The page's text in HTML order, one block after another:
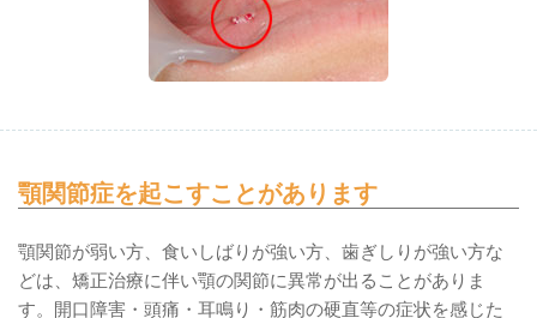
顎関節症を起こすことがあります
顎関節が弱い方、食いしばりが強い方、歯ぎしりが強い方な
どは、矯正治療に伴い顎の関節に異常が出ることがありま
す。開口障害・頭痛・耳鳴り・筋肉の硬直等の症状を感じた